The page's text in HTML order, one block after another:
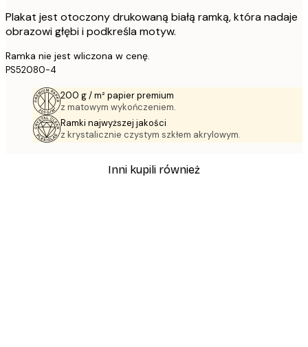
Plakat jest otoczony drukowaną białą ramką, która nadaje
obrazowi głębi i podkreśla motyw.
Ramka nie jest wliczona w cenę.
PS52080-4
200 g / m² papier premium
z matowym wykończeniem.
Ramki najwyższej jakości
z krystalicznie czystym szkłem akrylowym.
Inni kupili również